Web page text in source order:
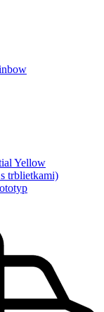
Yellow
trblietkami)